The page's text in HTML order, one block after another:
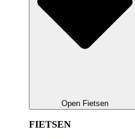
Open Fietsen
FIETSEN